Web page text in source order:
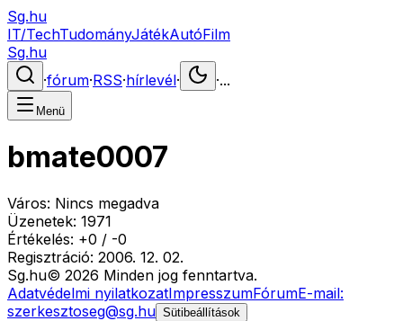
Sg.hu
IT/TechTudományJátékAutóFilm
Sg.hu
·fórum·RSS·hírlevél· ·...
Menü
bmate0007
Város: Nincs megadva
Üzenetek: 1971
Értékelés: +0 / -0
Regisztráció: 2006. 12. 02.
Sg.hu© 2026 Minden jog fenntartva.
Adatvédelmi nyilatkozatImpresszumFórumE-mail:
szerkesztoseg@sg.hu Sütibeállítások